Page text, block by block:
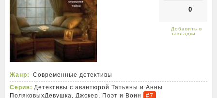
0
Жанр:
Современные детективы
Серия: Детективы с авантюрой Татьяны и Анны
ПоляковыхДевушка, Джокер, Поэт и Воин #7